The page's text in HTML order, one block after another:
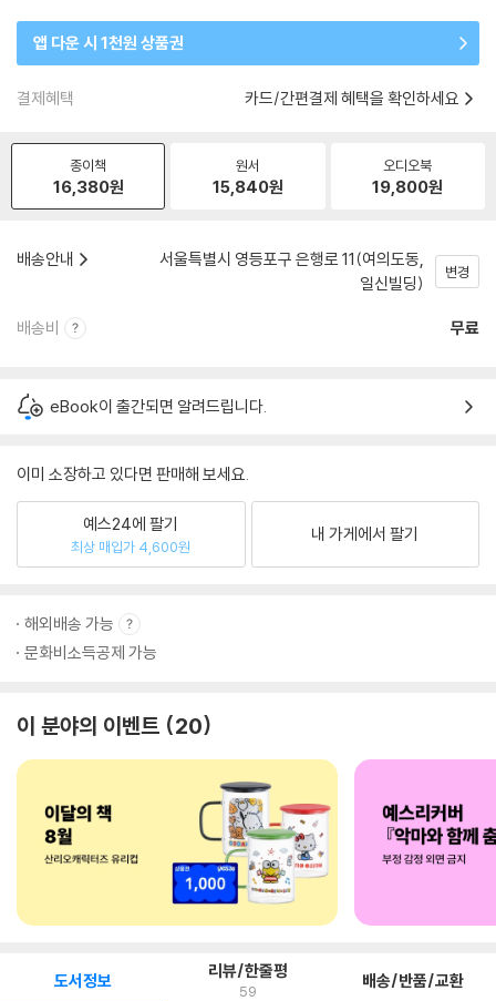
앱 다운 시 1천원 상품권
결제혜택 카드/간편결제 혜택을 확인하세요
종이책
16,380원
원서
15,840원
오디오북
19,800원
배송안내
서울특별시 영등포구 은행로 11(여의도동,
일신빌딩)
변경
배송비 무료
eBook이 출간되면 알려드립니다.
이미 소장하고 있다면 판매해 보세요.
예스24에 팔기
최상 매입가 4,600원
내 가게에서 팔기
해외배송 가능
문화비소득공제 가능
이 분야의 이벤트 20
도서정보 리뷰/한줄평
59 배송/반품/교환